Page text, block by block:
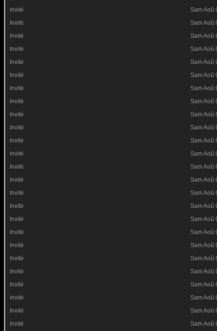
Invité
Sam Aoû
Invité
Sam Aoû
Invité
Sam Aoû
Invité
Sam Aoû
Invité
Sam Aoû
Invité
Sam Aoû
Invité
Sam Aoû
Invité
Sam Aoû
Invité
Sam Aoû
Invité
Sam Aoû
Invité
Sam Aoû
Invité
Sam Aoû
Invité
Sam Aoû
Invité
Sam Aoû
Invité
Sam Aoû
Invité
Sam Aoû
Invité
Sam Aoû
Invité
Sam Aoû
Invité
Sam Aoû
Invité
Sam Aoû
Invité
Sam Aoû
Invité
Sam Aoû
Invité
Sam Aoû
Invité
Sam Aoû
Invité
Sam Aoû